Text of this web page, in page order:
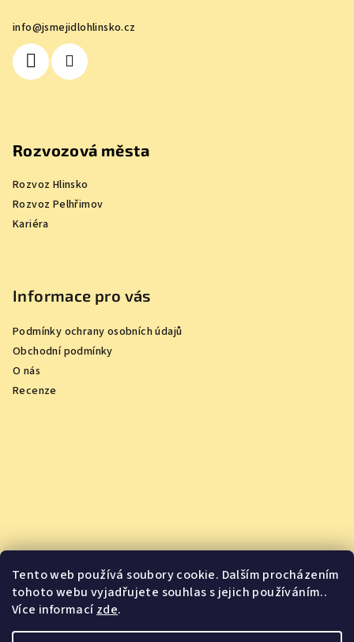
Tento web používá soubory cookie. Dalším procházením
tohoto webu vyjadřujete souhlas s jejich používáním..
Více informacízde.
info@jsmejidlohlinsko.cz
Rozvozová města
Rozvoz Hlinsko
Rozvoz Pelhřimov
Kariéra
Informace pro vás
Podmínky ochrany osobních údajů
Obchodní podmínky
O nás
Recenze